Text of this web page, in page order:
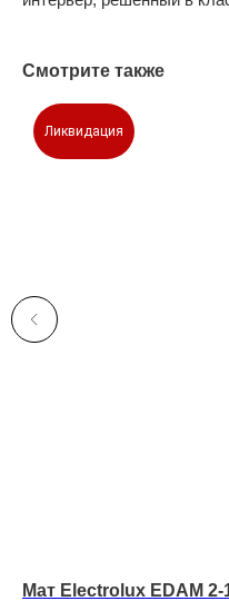
Смотрите также
Ликвидация
Мат Electrolux EDAM